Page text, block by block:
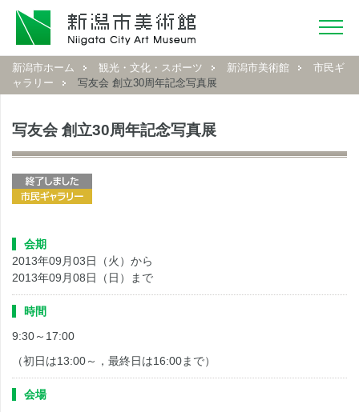
新潟市ホーム 観光・文化・スポーツ 新潟市美術館
市民ギ
ャラリー
写友会 創立30周年記念写真展
写友会 創立30周年記念写真展
会期
2013年09月03日（火）から
2013年09月08日（日）まで
時間
9:30～17:00
（初日は13:00～，最終日は16:00まで）
会場